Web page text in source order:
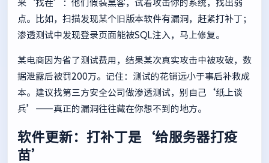
来‘找茬’：他们假装黑客，试着攻击你的系统，找出弱
点。比如，扫描发现某个旧版本软件有漏洞，赶紧打补丁；
渗透测试中发现登录页面能被SQL注入，马上修复。
某电商因为省了测试费用，结果某次真实攻击中被攻破，数
据泄露后被罚200万。记住：测试的花销远小于事后补救成
本。建议找第三方安全公司做渗透测试，别自己‘纸上谈
兵’——真正的漏洞往往藏在你想不到的地方。
软件更新：打补丁是‘给服务器打疫
苗’